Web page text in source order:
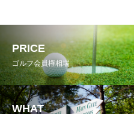
PRICE
ゴルフ会員権相場
WHAT